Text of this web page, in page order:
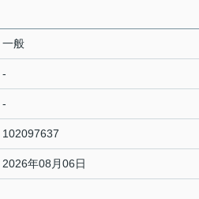
一般
-
-
102097637
2026年08月06日